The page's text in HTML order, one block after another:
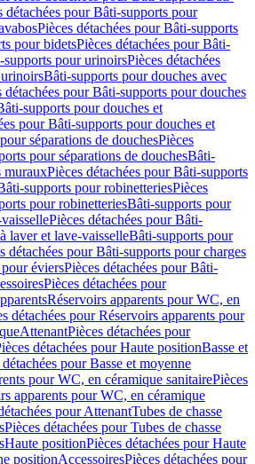
détachées pour Bâti-supports pour
Pièces détachées pour Bâti-supports
pour bidetsPièces détachées pour Bâti-
supports pour urinoirsPièces détachées
Bâti-supports pour douches avec
détachées pour Bâti-supports pour douches
supports pour douches et
pour Bâti-supports pour douches et
séparations de douchesPièces
pour séparations de douchesBâti-
murauxPièces détachées pour Bâti-supports
supports pour robinetteriesPièces
pour robinetteriesBâti-supports pour
Pièces détachées pour Bâti-
laver et lave-vaisselleBâti-supports pour
détachées pour Bâti-supports pour charges
éviersPièces détachées pour Bâti-
Pièces détachées pour
Réservoirs apparents pour WC, en
détachées pour Réservoirs apparents pour
AttenantPièces détachées pour
détachées pour Haute positionBasse et
détachées pour Basse et moyenne
pour WC, en céramique sanitairePièces
apparents pour WC, en céramique
pour AttenantTubes de chasse
Pièces détachées pour Tubes de chasse
Haute positionPièces détachées pour Haute
positionAccessoiresPièces détachées pour